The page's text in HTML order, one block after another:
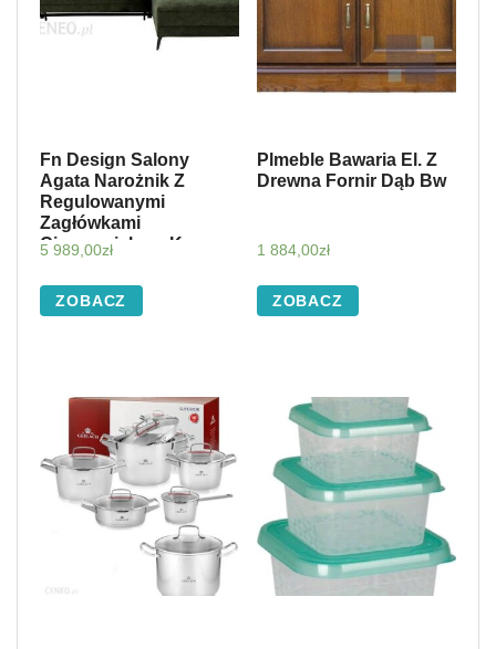
Fn Design Salony
Agata Narożnik Z
Regulowanymi
Zagłówkami
Ciemnozielony Kava
5 989,00zł
ZOBACZ
Plmeble Bawaria El. Z
Drewna Fornir Dąb Bw
1 884,00zł
ZOBACZ